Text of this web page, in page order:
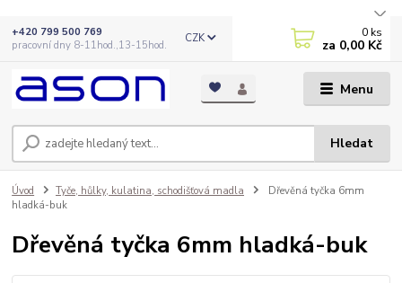
Menu
CZK
Hledat
+420 799 500 769
pracovní dny 8-11hod.,13-15hod.
0 ks
za 0,00 Kč
Úvod Tyče, hůlky, kulatina, schodišťová madla
Dřevěná tyčka 6mm
hladká-buk
Dřevěná tyčka 6mm hladká-buk